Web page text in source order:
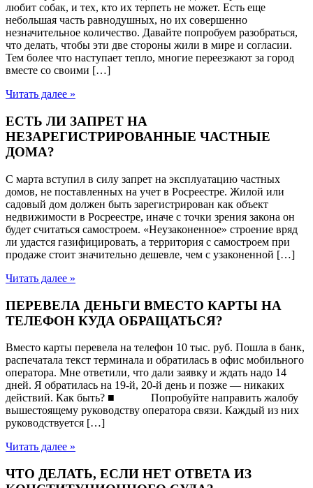
любит собак, и тех, кто их терпеть не может. Есть еще
небольшая часть равнодушных, но их совершенно
незначительное количество. Давайте попробуем разобраться,
что делать, чтобы эти две стороны жили в мире и согласии.
Тем более что наступает тепло, многие переезжают за город
вместе со своими […]
Читать далее »
ЕСТЬ ЛИ ЗАПРЕТ НА
НЕЗАРЕГИСТРИРОВАННЫЕ ЧАСТНЫЕ
ДОМА?
С марта вступил в силу запрет на эксплуатацию частных
домов, не поставленных на учет в Росреестре. Жилой или
садовый дом должен быть зарегистрирован как объект
недвижимости в Росреестре, иначе с точки зрения закона он
будет считаться самостроем. «Неузаконенное» строение вряд
ли удастся газифицировать, а территория с самостроем при
продаже стоит значительно дешевле, чем с узаконенной […]
Читать далее »
ПЕРЕВЕЛА ДЕНЬГИ ВМЕСТО КАРТЫ НА
ТЕЛЕФОН КУДА ОБРАЩАТЬСЯ?
Вместо карты перевела на телефон 10 тыс. руб. Пошла в банк,
распечатала текст терминала и обратилась в офис мобильного
оператора. Мне ответили, что дали заявку и ждать надо 14
дней. Я обратилась на 19-й, 20-й день и позже — никаких
действий. Как быть? ■ Попробуйте направить жалобу
вышестоящему руководству оператора связи. Каждый из них
руководствуется […]
Читать далее »
ЧТО ДЕЛАТЬ, ЕСЛИ НЕТ ОТВЕТА ИЗ